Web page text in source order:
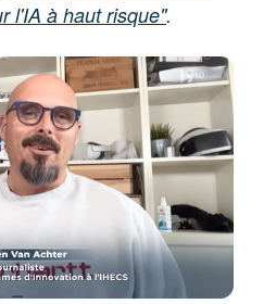
l'IA à haut risque".